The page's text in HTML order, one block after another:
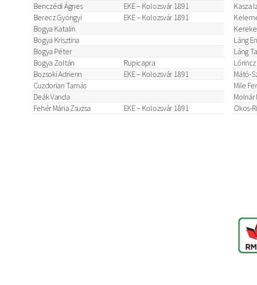
Benczédi Ágnes
EKE – Kolozsvár 1891
Berecz Gyöngyi
EKE – Kolozsvár 1891
Bogya Katalin
Bogya Krisztina
Bogya Péter
Bogya Zoltán
Rupicapra
Bozsoki Adrienn
EKE – Kolozsvár 1891
Cuzdorian Tamás
Deák Vanda
Fehér Mária Zsuzsa
EKE – Kolozsvár 1891
Kasza
Láng
Láng
Mátó-
Mile
Molnár
Okos-